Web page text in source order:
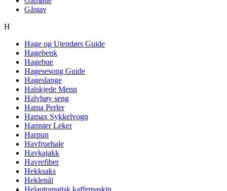
Gåstav
H
Hage og Utendørs Guide
Hagebenk
Hagebue
Hagesesong Guide
Hageslange
Halskjede Menn
Halvhøy seng
Hama Perler
Hamax Sykkelvogn
Hamster Leker
Harpun
Havfruehale
Havkajakk
Havrefiber
Hekksaks
Heklenål
Helautomatisk kaffemaskin